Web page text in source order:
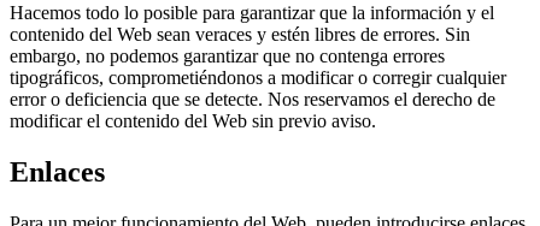
Hacemos todo lo posible para garantizar que la información y el
contenido del Web sean veraces y estén libres de errores. Sin
embargo, no podemos garantizar que no contenga errores
tipográficos, comprometiéndonos a modificar o corregir cualquier
error o deficiencia que se detecte. Nos reservamos el derecho de
modificar el contenido del Web sin previo aviso.
Enlaces